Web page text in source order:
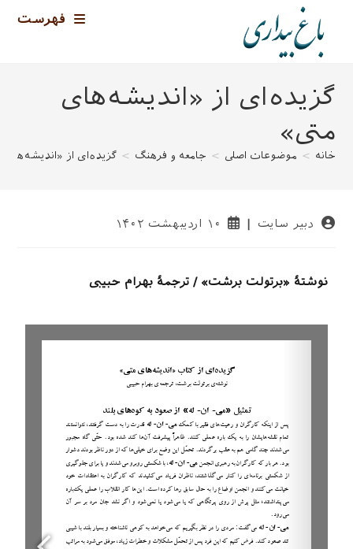
فهرست
گزیده‌ای از «اندیشه‌های
متی»
خانه > موضوعات اصلی > جامعه و فرهنگ > گزیده‌ای از «اندیشه‌های
دبیر سایت ۱۰ اردیبهشت ۱۴۰۲
نوشتهٔ «برتولت برشت» / ترجمهٔ بهرام حبیبی